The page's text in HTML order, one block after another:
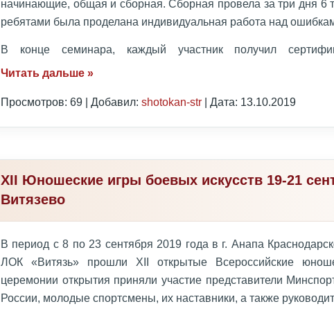
начинающие, общая и сборная. Сборная провела за три дня 6
ребятами была проделана индивидуальная работа над
В конце семинара, каждый участник получил
Читать дальше »
Просмотров: 69 | Добавил: shotokan-str | Дата: 13.10.2019
XII Юношеские игры боевых искусств 19-21
Витязево
В период с 8 по 23 сентября 2019 года в г. Анапа
ЛОК «Витязь» прошли XII открытые Всероссийские
церемонии открытия приняли участие представители
России, молодые спортсмены, их наставники, а также